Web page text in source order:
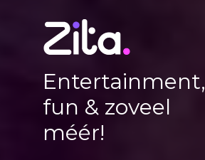
Entertainment,
fun & zoveel
méér!